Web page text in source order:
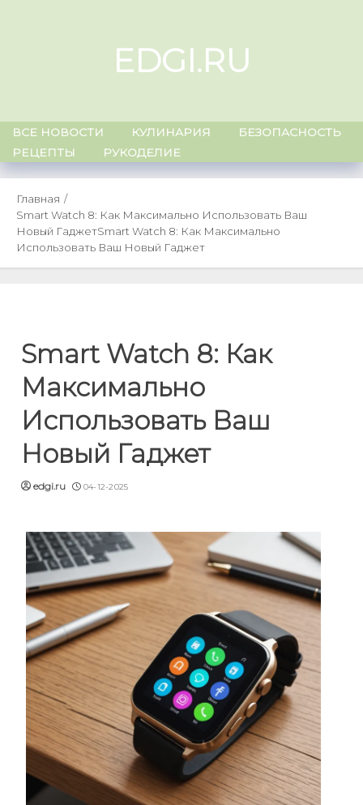
EDGI.RU
ВСЕ НОВОСТИ КУЛИНАРИЯ
БЕЗОПАСНОСТЬ
РЕЦЕПТЫ
РУКОДЕЛИЕ
Главная
Smart Watch 8: Как Максимально Использовать Ваш
Новый ГаджетSmart Watch 8: Как Максимально
Использовать Ваш Новый Гаджет
Smart Watch 8: Как
Максимально
Использовать Ваш
Новый Гаджет
edgi.ru 04-12-2025